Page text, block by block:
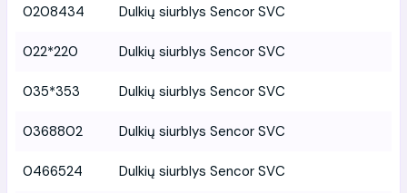
0208434 Dulkių siurblys Sencor SVC
022*220 Dulkių siurblys Sencor SVC
035*353 Dulkių siurblys Sencor SVC
0368802 Dulkių siurblys Sencor SVC
0466524 Dulkių siurblys Sencor SVC